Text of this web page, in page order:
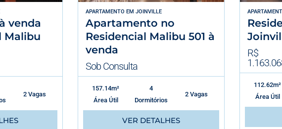
venda
Malibu
2 Vagas
APARTAMENTO EM JOINVILLE
Apartamento no
Residencial Malibu 501 à
venda
Sob Consulta
157.14m²
Área Útil
4
Dormitórios
2 Vagas
VER DETALHES
R$
112.62m²
Área Útil